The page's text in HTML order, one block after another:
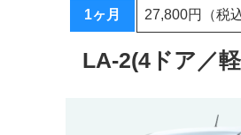
1ヶ月 27,800円（税
LA-2(4ドア／